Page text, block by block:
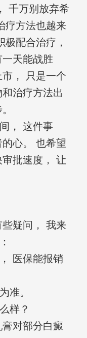
千万别放弃希
疗方法也越来
配合治疗，
天能战胜
， 只是一个
治疗方法出
， 这件事
心。 也希望
批速度， 让
疑问， 我来
医保能报销
准。
样？
对部分白癜